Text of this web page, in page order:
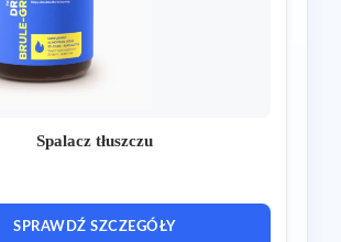
Spalacz tłuszczu
SPRAWDŹ SZCZEGÓŁY